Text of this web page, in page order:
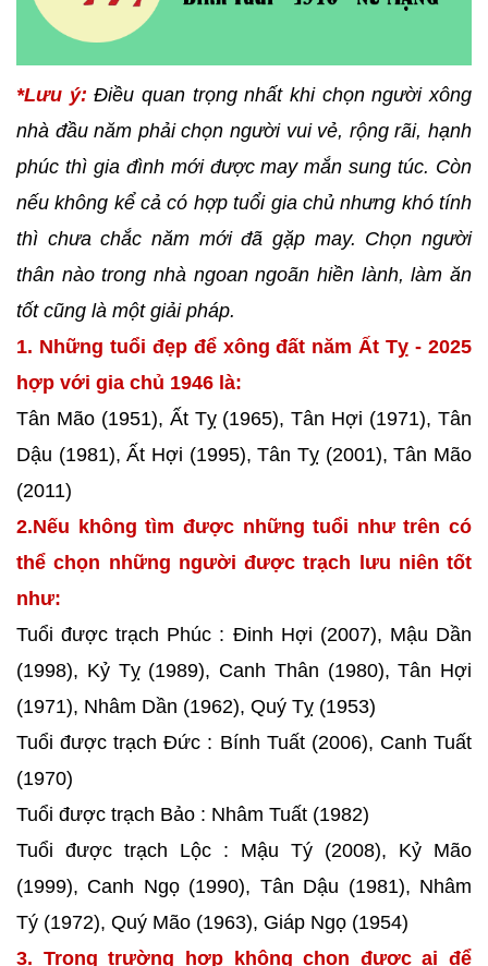
*Lưu ý: Điều quan trọng nhất khi chọn người xông
nhà đầu năm phải chọn người vui vẻ, rộng rãi, hạnh
phúc thì gia đình mới được may mắn sung túc. Còn
nếu không kể cả có hợp tuổi gia chủ nhưng khó tính
thì chưa chắc năm mới đã gặp may. Chọn người
thân nào trong nhà ngoan ngoãn hiền lành, làm ăn
tốt cũng là một giải pháp.
1. Những tuổi đẹp để xông đất năm Ất Tỵ - 2025
hợp với gia chủ 1946 là:
Tân Mão (1951), Ất Tỵ (1965), Tân Hợi (1971), Tân
Dậu (1981), Ất Hợi (1995), Tân Tỵ (2001), Tân Mão
(2011)
2.Nếu không tìm được những tuổi như trên có
thể chọn những người được trạch lưu niên tốt
như:
Tuổi được trạch Phúc : Đinh Hợi (2007), Mậu Dần
(1998), Kỷ Tỵ (1989), Canh Thân (1980), Tân Hợi
(1971), Nhâm Dần (1962), Quý Tỵ (1953)
Tuổi được trạch Đức : Bính Tuất (2006), Canh Tuất
(1970)
Tuổi được trạch Bảo : Nhâm Tuất (1982)
Tuổi được trạch Lộc : Mậu Tý (2008), Kỷ Mão
(1999), Canh Ngọ (1990), Tân Dậu (1981), Nhâm
Tý (1972), Quý Mão (1963), Giáp Ngọ (1954)
3. Trong trường hợp không chọn được ai để